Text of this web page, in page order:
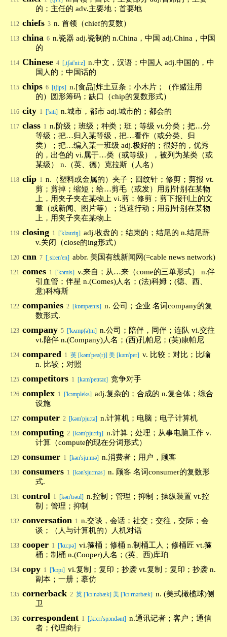
的；主任的 adv.主要地；首要地
112 chiefs 3 n. 首领（chief的复数）
113 china 6 n.瓷器 adj.瓷制的 n.China，中国 adj.China，中国
的
114 Chinese 4 [,tʃai'ni:z] n.中文，汉语；中国人 adj.中国的，中
国人的；中国话的
115 chips 6 [tʃips] n.[食品]炸土豆条；小木片；（作赌注用
的）圆形筹码；缺口（chip的复数形式）
116 city 1 ['siti] n.城市，都市 adj.城市的；都会的
117 class 1 n.阶级；班级；种类；班；等级 vt.分类；把…分
等级；把…归入某等级，把…看作（或分类、归
类）；把…编入某一班级 adj.极好的；很好的，优秀
的，出色的 vi.属于…类（或等级），被列为某类（或
某级） n.（英、德）克拉斯（人名）
118 clip 1 n.（塑料或金属的）夹子；回纹针；修剪；剪报 vt.
剪；剪掉；缩短；给…剪毛（或发）用别针别在某物
上，用夹子夹在某物上 vi.剪；修剪；剪下报刊上的文
章（或新闻、图片等）；迅速行动；用别针别在某物
上，用夹子夹在某物上
119 closing 1 ['kləuziŋ] adj.收盘的；结束的；结尾的 n.结尾辞
v.关闭（close的ing形式）
120 cnn 7 [ˌsiːen'en] abbr. 美国有线新闻网(=cable news network)
121 comes 1 ['kɔmis] v.来自；从…来（come的三单形式） n.伴
引血管；伴星 n.(Comes)人名；(法)科姆；(德、西、
意)科梅斯
122 companies 2 [kɒmpænɪs] n. 公司；企业 名词company的复
数形式.
123 company 5 ['kʌmp(ə)ni] n.公司；陪伴，同伴；连队 vi.交往
vt.陪伴 n.(Company)人名；(西)孔帕尼；(英)康帕尼
124 compared 1 英 [kəm'peə(r)] 美 [kəm'per] v. 比较；对比；比喻
n. 比较；对照
125 competitors 1 [kəm'petɪtəz] 竞争对手
126 complex 1 ['kɔmpleks] adj.复杂的；合成的 n.复合体；综合
设施
127 computer 2 [kəm'pju:tə] n.计算机；电脑；电子计算机
128 computing 2 [kəm'pju:tiŋ] n.计算；处理；从事电脑工作 v.
计算（compute的现在分词形式）
129 consumer 1 [kən'sju:mə] n.消费者；用户，顾客
130 consumers 1 [kən'sjuːməs] n. 顾客 名词consumer的复数形
式.
131 control 1 [kən'trəul] n.控制；管理；抑制；操纵装置 vt.控
制；管理；抑制
132 conversation 1 n.交谈，会话；社交；交往，交际；会
谈；（人与计算机的）人机对话
133 cooper 1 ['ku:pə] vi.箍桶；修桶 n.制桶工人；修桶匠 vt.箍
桶；制桶 n.(Cooper)人名；(英、西)库珀
134 copy 1 ['kɔpi] vi.复制；复印；抄袭 vt.复制；复印；抄袭 n.
副本；一册；摹仿
135 cornerback 2 英 ['kɔːnəbæk] 美 ['kɔːrnərbæk] n. (美式橄榄球)侧
卫
136 correspondent 1 [,kɔ:ri'spɔndənt] n.通讯记者；客户；通信
者；代理商行